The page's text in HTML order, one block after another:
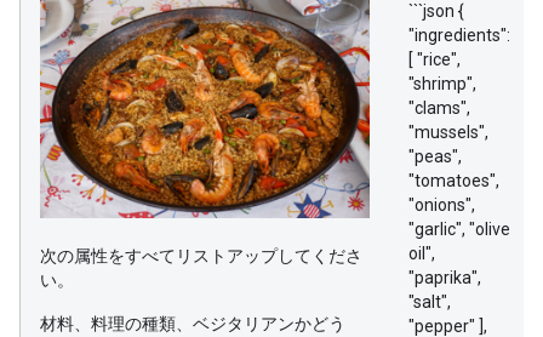
次の属性をすべてリストアップしてくださ
い。
材料、料理の種類、ベジタリアンかどう
```json {
"ingredients":
[ "rice",
"shrimp",
"clams",
"mussels",
"peas",
"tomatoes",
"onions",
"garlic", "olive
oil",
"paprika",
"salt",
"pepper" ],